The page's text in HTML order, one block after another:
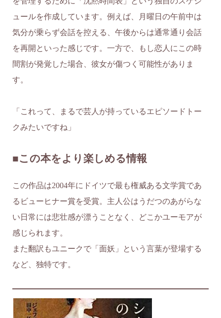
ュールを作成しています。例えば、月曜日の午前中は
気分が乗らず会話を控える、午後からは通常通り会話
を再開といった感じです。一方で、もし恋人にこの時
間割が発覚した場合、彼女が傷つく可能性がありま
す。
「これって、まるで芸人が持っているエピソードトー
クみたいですね」
■この本をより楽しめる情報
この作品は2004年にドイツで最も権威ある文学賞であ
るビューヒナー賞を受賞。主人公はうだつのあがらな
い日常には悲壮感が漂うことなく、どこかユーモアが
感じられます。
また翻訳もユニークで「面妖」という言葉が登場する
など、独特です。